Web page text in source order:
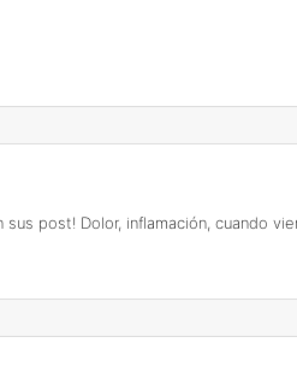
post! Dolor, inflamación, cuando